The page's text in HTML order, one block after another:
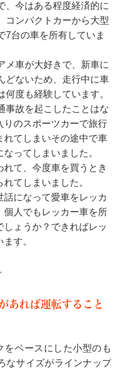
、今はある程度経済的に
コンパクトカーから大型
7台の車を所有していま
メ車が大好きで、新車に
どないため、走行中に車
何度も経験しています。
事故を起こしたことはな
りのスポーツカーで旅行
れてしまいその途中で車
ってしまいました。
て、今度車を買うとき
てしまいました。
になって愛車をレッカ
個人でもレッカー車を所
ょうか？できればレッ
す。
あれば運転すること
をベースにした小型のも
なサイズがラインナップ